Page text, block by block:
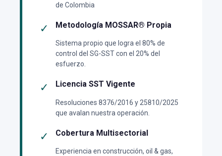
de Colombia
✓ Metodología MOSSAR® Propia
Sistema propio que logra el 80% de
control del SG-SST con el 20% del
esfuerzo.
✓ Licencia SST Vigente
Resoluciones 8376/2016 y 25810/2025
que avalan nuestra operación.
✓ Cobertura Multisectorial
Experiencia en construcción, oil & gas,